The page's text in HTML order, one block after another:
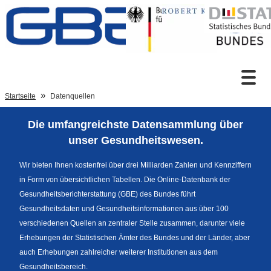
Zum Inhalt
Sprachumschaltung
Fußzeile
Startseite Datenquellen
Die umfangreichste Datensammlung über
unser Gesundheitswesen.
Wir bieten Ihnen kostenfrei über drei Milliarden Zahlen und Kennziffern
in Form von übersichtlichen Tabellen. Die Online-Datenbank der
Gesundheitsberichterstattung (GBE) des Bundes führt
Gesundheitsdaten und Gesundheitsinformationen aus über 100
verschiedenen Quellen an zentraler Stelle zusammen, darunter viele
Erhebungen der Statistischen Ämter des Bundes und der Länder, aber
auch Erhebungen zahlreicher weiterer Institutionen aus dem
Gesundheitsbereich.